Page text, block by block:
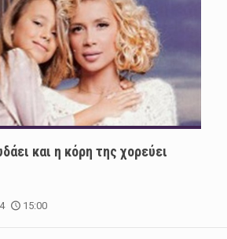
και η κόρη της χορεύει
15:00